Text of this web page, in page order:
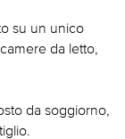
su un unico
da letto,
da soggiorno,